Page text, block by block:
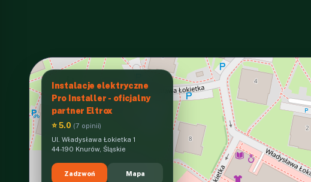
Instalacje elektryczne
Pro Installer - oficjalny
partner Eltrox
⭐ 5.0 (7 opinii)
Ul. Władysława Łokietka 1
44-190 Knurów, Śląskie
Zadzwoń Mapa